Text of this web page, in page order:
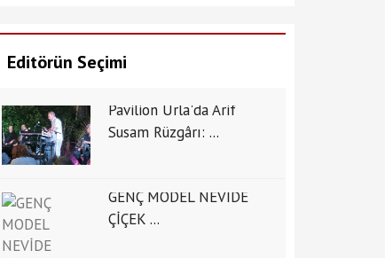
Editörün Seçimi
Pavilion Urla'da Arif
Susam Rüzgârı: ...
GENÇ MODEL NEVİDE
ÇİÇEK ...